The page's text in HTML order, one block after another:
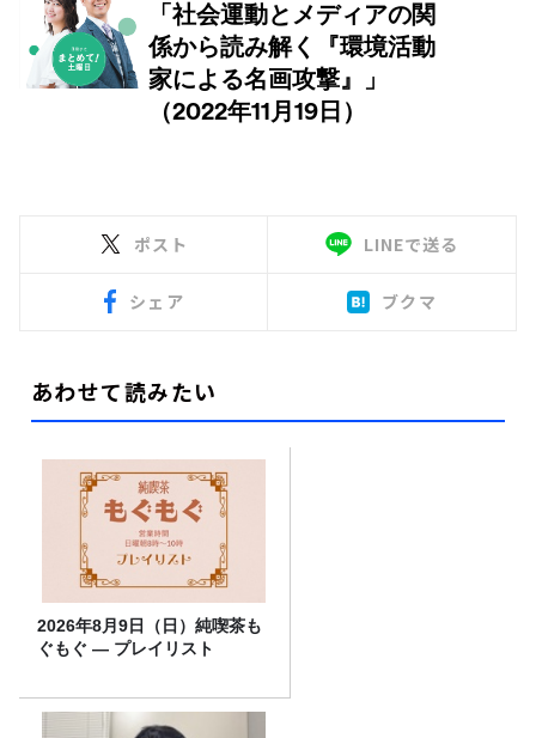
ポスト LINEで送る
シェア ブクマ
あわせて読みたい
2026年8月9日（日）純喫茶も
ぐもぐ ― プレイリスト